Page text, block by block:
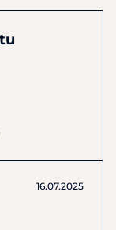
16.07.2025